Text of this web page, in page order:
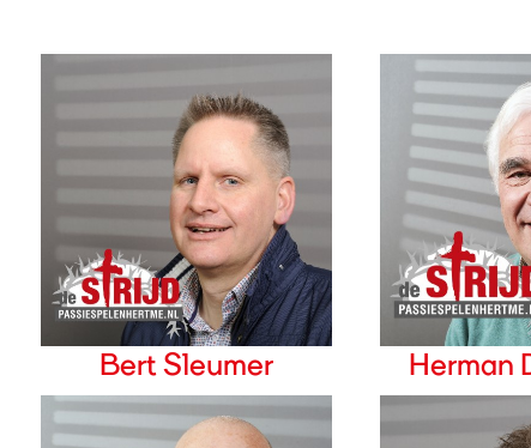
Bert Sleumer Herman